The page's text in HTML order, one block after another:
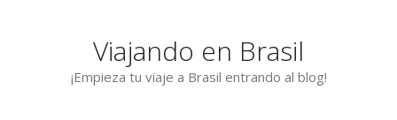
Viajando en Brasil
¡Empieza tu viaje a Brasil entrando al blog!